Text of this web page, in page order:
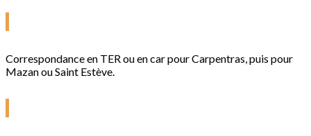
Correspondance en TER ou en car pour Carpentras, puis pour
Mazan ou Saint Estève.